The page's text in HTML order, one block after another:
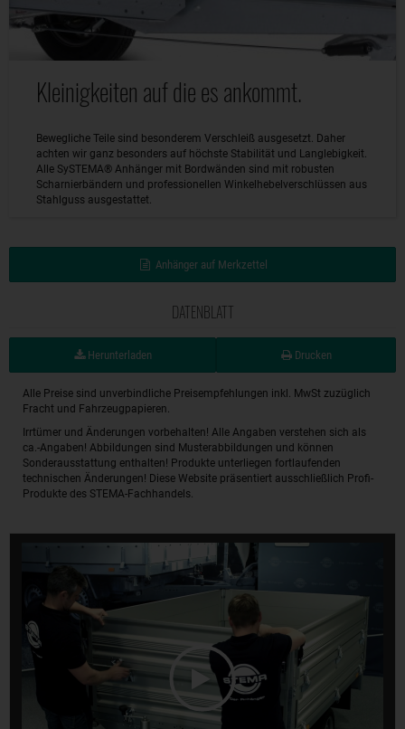
Kleinigkeiten auf die es ankommt.
Bewegliche Teile sind besonderem Verschleiß ausgesetzt. Daher
achten wir ganz besonders auf höchste Stabilität und Langlebigkeit.
Alle SySTEMA® Anhänger mit Bordwänden sind mit robusten
Scharnierbändern und professionellen Winkelhebelverschlüssen aus
Stahlguss ausgestattet.
Anhänger auf Merkzettel
DATENBLATT
Herunterladen Drucken
Alle Preise sind unverbindliche Preisempfehlungen inkl. MwSt zuzüglich
Fracht und Fahrzeugpapieren.
Irrtümer und Änderungen vorbehalten! Alle Angaben verstehen sich als
ca.-Angaben! Abbildungen sind Musterabbildungen und können
Sonderausstattung enthalten! Produkte unterliegen fortlaufenden
technischen Änderungen! Diese Website präsentiert ausschließlich Profi-
Produkte des STEMA-Fachhandels.